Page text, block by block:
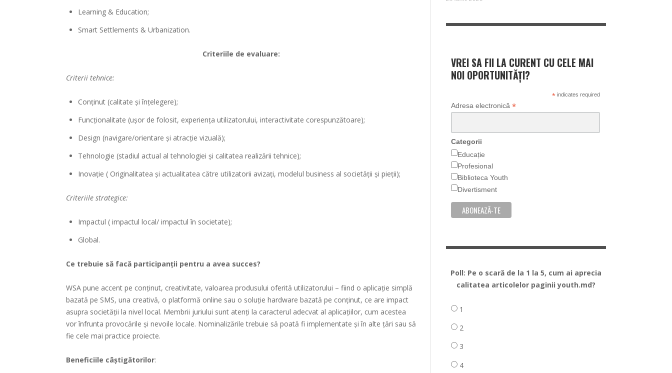
Learning & Education;
Smart Settlements & Urbanization.
Criteriile de evaluare:
Criterii tehnice:
Conţinut (calitate și înțelegere);
Funcţionalitate (ușor de folosit, experiența utilizatorului, interactivitate corespunzătoare);
Design (navigare/orientare și atracție vizuală);
Tehnologie (stadiul actual al tehnologiei și calitatea realizării tehnice);
Inovaţie ( Originalitatea și actualitatea către utilizatorii avizați, modelul business al societății și pieții);
Criteriile strategice:
Impactul ( impactul local/ impactul în societate);
Global.
Ce trebuie să facă participanții pentru a avea succes?
WSA pune accent pe conținut, creativitate, valoarea produsului oferită utilizatorului – fiind o aplicație simplă
bazată pe SMS, una creativă, o platformă online sau o soluție hardware bazată pe conținut, ce are impact
asupra societății la nivel local. Membrii juriului sunt atenți la caracterul adecvat al aplicațiilor, cum acestea
vor înfrunta provocările și nevoile locale. Nominalizările trebuie să poată fi implementate și în alte țări sau să
fie cele mai practice proiecte.
Beneficiile câștigătorilor:
VREI SA FII LA CURENT CU CELE MAI
NOI OPORTUNITĂȚI?
*indicates required
Adresa electronică *
Categorii
Educație
Profesional
Biblioteca Youth
Divertisment
Poll: Pe o scară de la 1 la 5, cum ai aprecia
calitatea articolelor paginii youth.md?
1
2
3
4